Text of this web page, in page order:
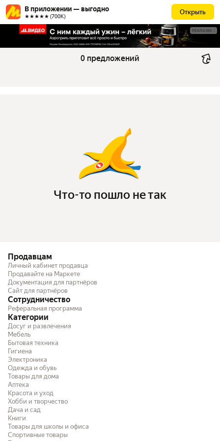
В приложении — выгодно
★★★★★ (700К)
Открыть
РЕКЛАМА
0 предложений
Что-то пошло не так
Продавцам
Личный кабинет продавца
Продавайте на Маркете
Документация для партнёров
Сайт для партнёров
Сотрудничество
Реферальная программа
Категории
Досуг и развлечения
Мебель
Бытовая техника
Гигиена
Электроника
Одежда и обувь
Товары для дома
Аптека
Красота и уход
Хобби и творчество
Дача и сад
Книги
Товары для школы и офиса
Спортивные товары